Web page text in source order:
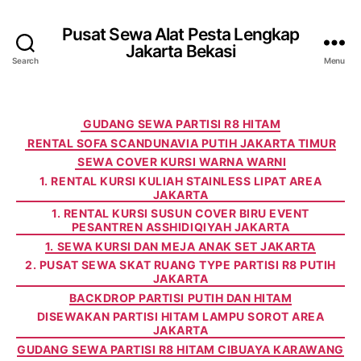
Search
Pusat Sewa Alat Pesta Lengkap
Jakarta Bekasi
Menu
Categories
GUDANG SEWA PARTISI R8 HITAM
RENTAL SOFA SCANDUNAVIA PUTIH JAKARTA TIMUR
SEWA COVER KURSI WARNA WARNI
1. RENTAL KURSI KULIAH STAINLESS LIPAT AREA
JAKARTA
1. RENTAL KURSI SUSUN COVER BIRU EVENT
PESANTREN ASSHIDIQIYAH JAKARTA
1. SEWA KURSI DAN MEJA ANAK SET JAKARTA
2. PUSAT SEWA SKAT RUANG TYPE PARTISI R8 PUTIH
JAKARTA
BACKDROP PARTISI PUTIH DAN HITAM
DISEWAKAN PARTISI HITAM LAMPU SOROT AREA
JAKARTA
GUDANG SEWA PARTISI R8 HITAM CIBUAYA KARAWANG